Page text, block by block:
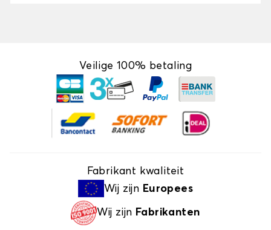
Veilige 100% betaling
Fabrikant kwaliteit
Wij zijn Europees
Wij zijn Fabrikanten